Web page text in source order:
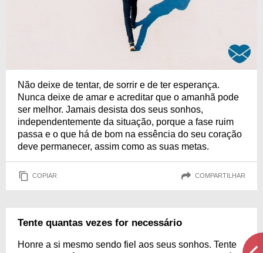
Não deixe de tentar, de sorrir e de ter esperança.
Nunca deixe de amar e acreditar que o amanhã pode
ser melhor. Jamais desista dos seus sonhos,
independentemente da situação, porque a fase ruim
passa e o que há de bom na essência do seu coração
deve permanecer, assim como as suas metas.
COPIAR COMPARTILHAR
Tente quantas vezes for necessário
Honre a si mesmo sendo fiel aos seus sonhos. Tente